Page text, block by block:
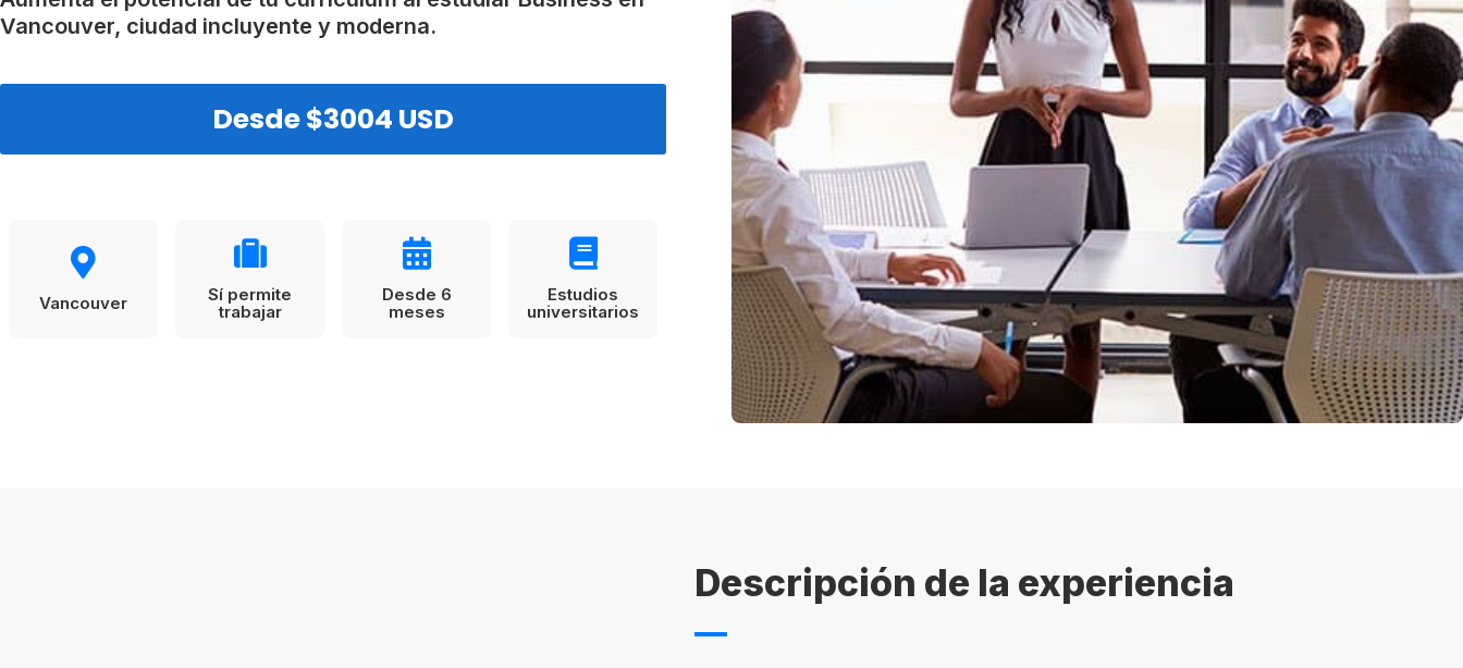
Working Holidays
Malta
VER TODAS LAS EXPERIENCIAS Estudia Business en Auckland
Estudia Desarrollo Web en
+30 Summer English for
Professionals en Melbourne
ENVIAR
Vancouver, ciudad incluyente y moderna.
Desde $3004 USD
Vancouver
Sí permite
trabajar
Desde 6
meses
Estudios
universitarios
Descripción de la experiencia